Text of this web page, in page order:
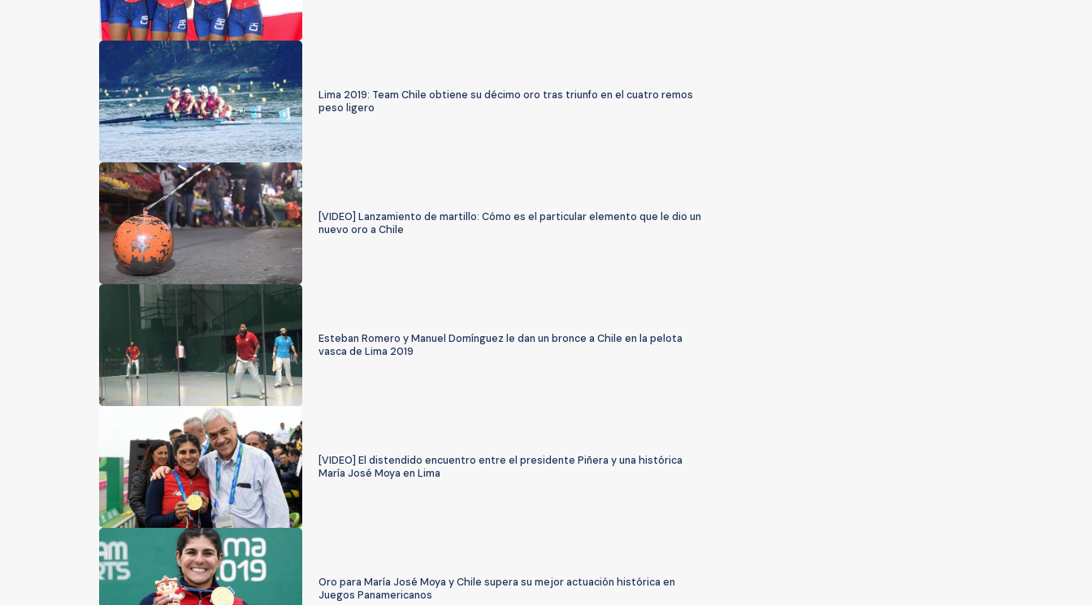
Lima 2019: Team Chile obtiene su décimo oro tras triunfo en el cuatro remos
peso ligero
[VIDEO] Lanzamiento de martillo: Cómo es el particular elemento que le dio un
nuevo oro a Chile
Esteban Romero y Manuel Domínguez le dan un bronce a Chile en la pelota
vasca de Lima 2019
[VIDEO] El distendido encuentro entre el presidente Piñera y una histórica
María José Moya en Lima
Oro para María José Moya y Chile supera su mejor actuación histórica en
Juegos Panamericanos